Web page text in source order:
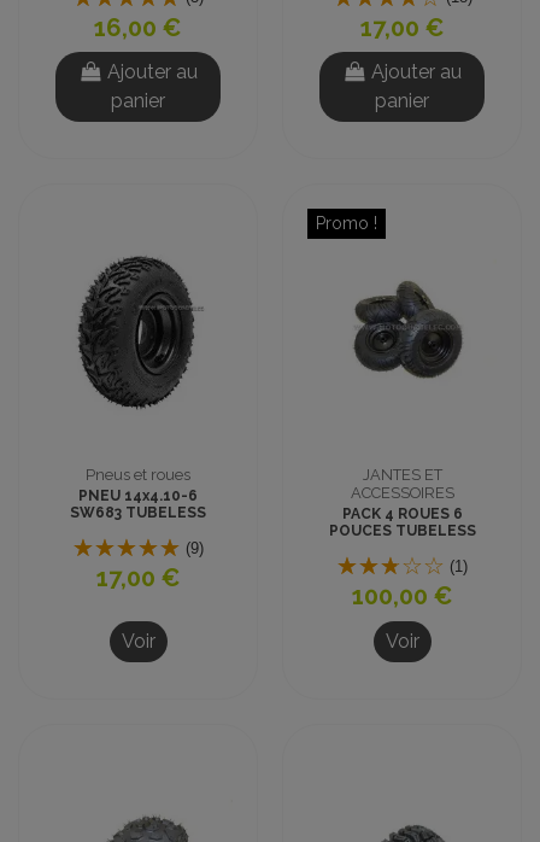
16,00 €
Ajouter au
panier
17,00 €
Ajouter au
panier
Pneus et roues
PNEU 14x4.10-6
SW683 TUBELESS
(9)
17,00 €
Voir
Promo !
JANTES ET
ACCESSOIRES
PACK 4 ROUES 6
POUCES TUBELESS
MINI QUAD (1)
100,00 €
Voir